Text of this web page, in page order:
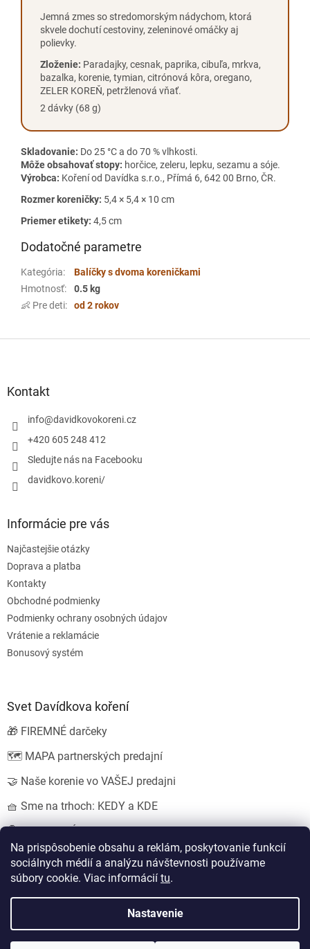
Na prispôsobenie obsahu a reklám, poskytovanie funkcií
sociálnych médií a analýzu návštevnosti používame
súbory cookie. Viac informácií tu.
Nastavenie
Jemná zmes so stredomorským nádychom, ktorá
skvele dochutí cestoviny, zeleninové omáčky aj
polievky.
Zloženie: Paradajky, cesnak, paprika, cibuľa, mrkva,
bazalka, korenie, tymian, citrónová kôra, oregano,
ZELER KOREŇ, petržlenová vňať.
2 dávky (68 g)
Skladovanie: Do 25 °C a do 70 % vlhkosti.
Môže obsahovať stopy: horčice, zeleru, lepku, sezamu a sóje.
Výrobca: Koření od Davídka s.r.o., Přímá 6, 642 00 Brno, ČR.
Rozmer koreničky: 5,4 × 5,4 × 10 cm
Priemer etikety: 4,5 cm
Dodatočné parametre
Kategória:
Balíčky s dvoma koreničkami
Hmotnosť:
0.5 kg
👶 Pre deti: od 2 rokov
Kontakt
info@davidkovokoreni.cz
+420 605 248 412
Sledujte nás na Facebooku
davidkovo.koreni/
Informácie pre vás
Najčastejšie otázky
Doprava a platba
Kontakty
Obchodné podmienky
Podmienky ochrany osobných údajov
Vrátenie a reklamácie
Bonusový systém
Svet Davídkova koření
🎁 FIREMNÉ darčeky
🗺️ MAPA partnerských predajní
🤝 Naše korenie vo VAŠEJ predajni
🧺 Sme na trhoch: KEDY a KDE
💍 SVADOBNÉ darčeky
EshopyUmíme.cz
Koření od Davídka s.r.o.